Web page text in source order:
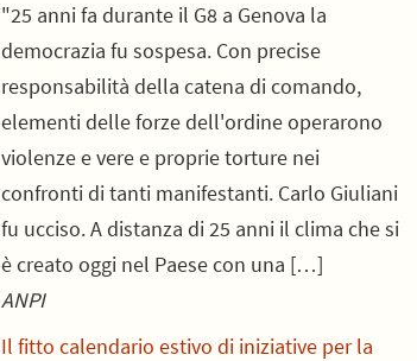
"25 anni fa durante il G8 a Genova la
democrazia fu sospesa. Con precise
responsabilità della catena di comando,
elementi delle forze dell'ordine operarono
violenze e vere e proprie torture nei
confronti di tanti manifestanti. Carlo Giuliani
fu ucciso. A distanza di 25 anni il clima che si
è creato oggi nel Paese con una […]
ANPI
Il fitto calendario estivo di iniziative per la